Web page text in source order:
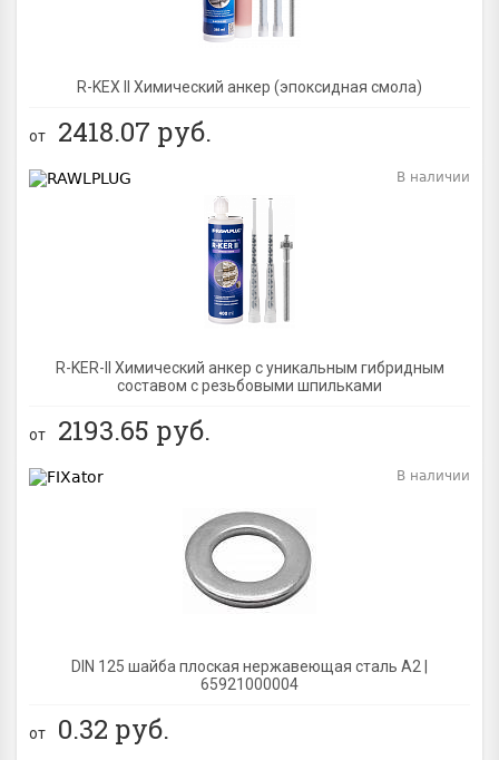
R-KEX II Химический анкер (эпоксидная смола)
от 2418.07 руб.
R-KER-II Химический анкер с уникальным гибридным
составом с резьбовыми шпильками
В наличии
от 2193.65 руб.
DIN 125 шайба плоская нержавеющая сталь A2 |
65921000004
В наличии
от 0.32 руб.